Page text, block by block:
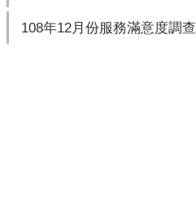
108年12月份服務滿意度調查